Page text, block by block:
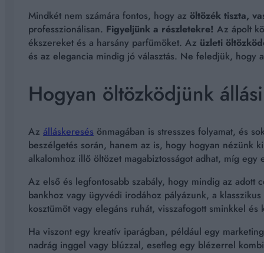
Mindkét nem számára fontos, hogy az öltözék tiszta,
professzionálisan. Figyeljünk a részletekre! Az ápolt
ékszereket és a harsány parfümöket. Az üzleti
és az elegancia mindig jó választás. Ne feledjük, hogy
Hogyan öltözködjünk
Az álláskeresés önmagában is stresszes folyamat, és
beszélgetés során, hanem az is, hogy hogyan nézünk
alkalomhoz illő öltözet magabiztosságot adhat, míg
Az első és legfontosabb szabály, hogy mindig az adott
bankhoz vagy ügyvédi irodához pályázunk, a
kosztümöt vagy elegáns ruhát, visszafogott sminkkel és
Ha viszont egy kreatív iparágban, például egy
nadrág inggel vagy blúzzal, esetleg egy blézerrel